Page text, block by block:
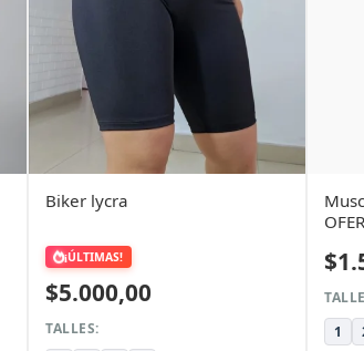
Biker lycra
¡ÚLTIMAS!
$5.000,00
TALLES:
1